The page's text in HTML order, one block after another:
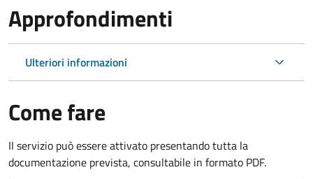
Approfondimenti
Ulteriori informazioni
Come fare
Il servizio può essere attivato presentando tutta la
documentazione prevista, consultabile in formato PDF.